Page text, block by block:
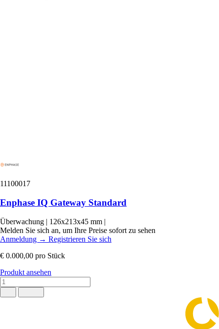
11100017
Enphase IQ Gateway Standard
Überwachung | 126x213x45 mm |
Melden Sie sich an, um Ihre Preise sofort zu sehen
Anmeldung → Registrieren Sie sich
€ 0.000,00 pro Stück
Produkt ansehen